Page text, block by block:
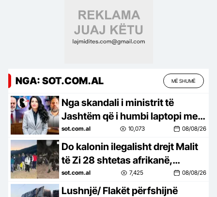
NGA: SOT.COM.AL MË SHUMË
Nga skandali i ministrit të
Jashtëm që i humbi laptopi me
të dhënat sekrete të NATO-s në
SHBA, shtatzënia e Belinda…
sot.com.al 10,073 08/08/26
Do kalonin ilegalisht drejt Malit
të Zi 28 shtetas afrikanë,
arrestohen 2 persona nga
Korça, sekuestrohen 6500 euro
sot.com.al 7,425 08/08/26
Lushnjë/ Flakët përfshijnë